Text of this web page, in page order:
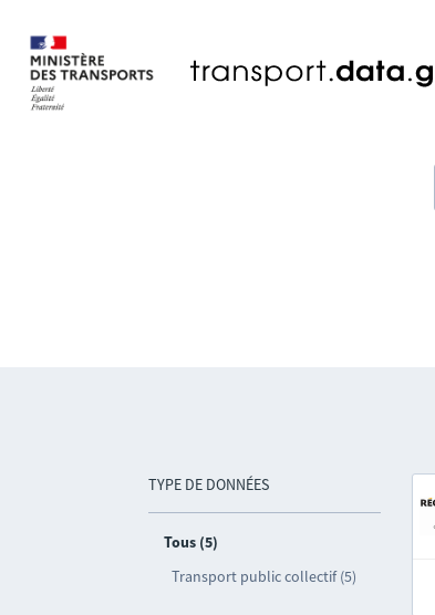
TYPE DE DONNÉES
Tous (5)
Transport public collectif (5)